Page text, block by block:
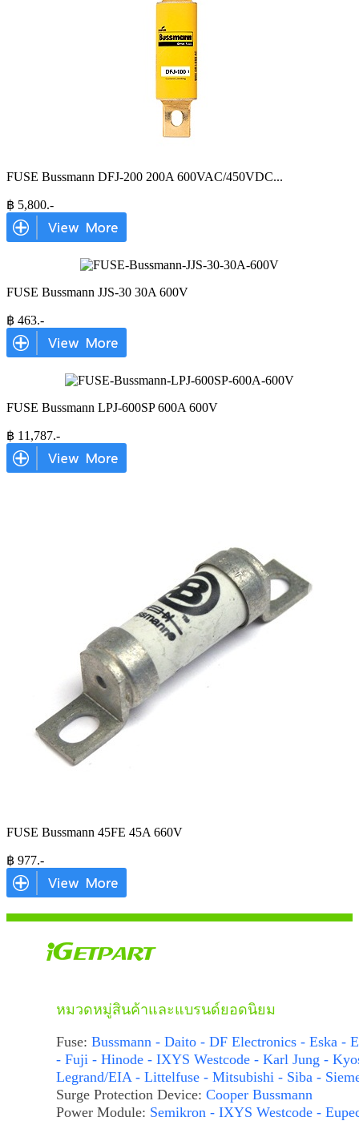
FUSE Bussmann DFJ-200 200A 600VAC/450VDC...
฿ 5,800.-
FUSE Bussmann JJS-30 30A 600V
฿ 463.-
FUSE Bussmann LPJ-600SP 600A 600V
฿ 11,787.-
FUSE Bussmann 45FE 45A 660V
฿ 977.-
หมวดหมู่สินค้าและแบรนด์ยอดนิยม
Fuse: Bussmann - Daito - DF Electronics - Eska -
- Fuji - Hinode - IXYS Westcode - Karl Jung -
Legrand/EIA - Littelfuse - Mitsubishi - Siba -
Surge Protection Device: Cooper Bussmann
Power Module: Semikron - IXYS Westcode -